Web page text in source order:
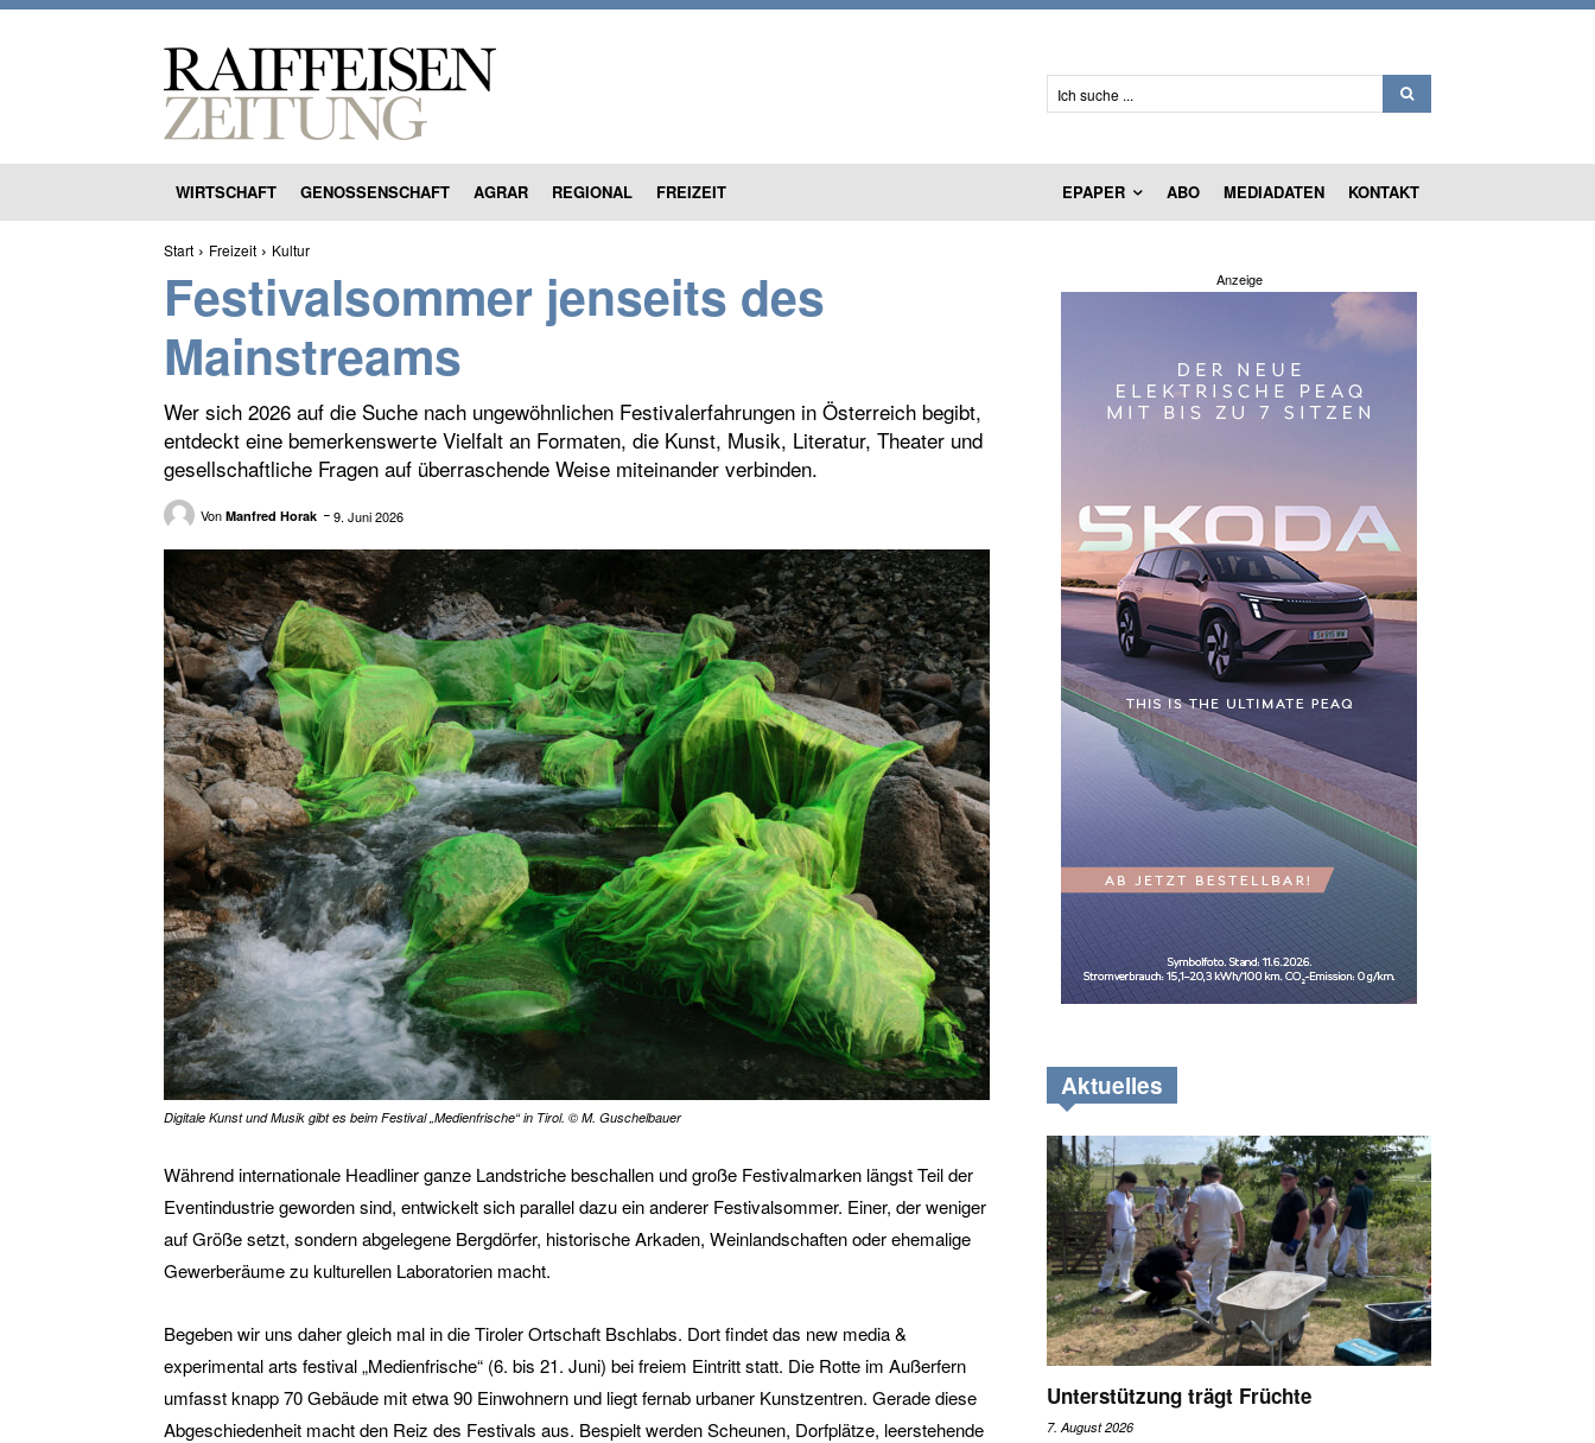
Ich suche ...
WIRTSCHAFT GENOSSENSCHAFT AGRAR REGIONAL FREIZEIT EPAPER ABO MEDIADATEN KONTAKT
Start Freizeit Kultur
Festivalsommer jenseits des
Mainstreams
Wer sich 2026 auf die Suche nach ungewöhnlichen Festivalerfahrungen in Österreich begibt,
entdeckt eine bemerkenswerte Vielfalt an Formaten, die Kunst, Musik, Literatur, Theater und
gesellschaftliche Fragen auf überraschende Weise miteinander verbinden.
Von Manfred Horak 9. Juni 2026
Digitale Kunst und Musik gibt es beim Festival „Medienfrische“ in Tirol. © M. Guschelbauer
Während internationale Headliner ganze Landstriche beschallen und große Festivalmarken längst Teil der
Eventindustrie geworden sind, entwickelt sich parallel dazu ein anderer Festivalsommer. Einer, der weniger
auf Größe setzt, sondern abgelegene Bergdörfer, historische Arkaden, Weinlandschaften oder ehemalige
Gewerberäume zu kulturellen Laboratorien macht.
Begeben wir uns daher gleich mal in die Tiroler Ortschaft Bschlabs. Dort findet das new media &
experimental arts festival „Medienfrische“ (6. bis 21. Juni) bei freiem Eintritt statt. Die Rotte im Außerfern
umfasst knapp 70 Gebäude mit etwa 90 Einwohnern und liegt fernab urbaner Kunstzentren. Gerade diese
Abgeschiedenheit macht den Reiz des Festivals aus. Bespielt werden Scheunen, Dorfplätze, leerstehende
Anzeige
Aktuelles
Unterstützung trägt Früchte
7. August 2026